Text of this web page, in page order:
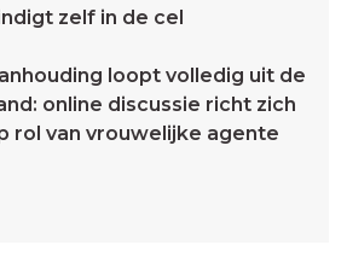
zelf in de cel
loopt volledig uit de
online discussie richt zich
rol van vrouwelijke agente